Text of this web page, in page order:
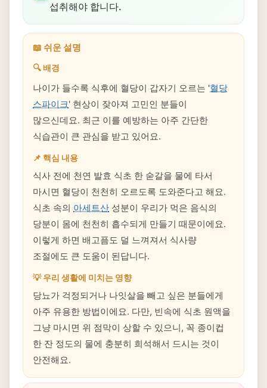
섭취해야 합니다.
📖 쉬운 설명
🔍 배경
나이가 들수록 식후에 혈당이 갑자기 오르는 '혈당
스파이크' 현상이 잦아져 고민인 분들이
많으신데요. 최근 이를 예방하는 아주 간단한
식습관이 큰 관심을 받고 있어요.
📌 핵심 내용
식사 전에 천연 발효 식초 한 숟갈을 물에 타서
마시면 혈당이 천천히 오르도록 도와준다고 해요.
식초 속의 아세트산 성분이 우리가 먹은 음식의
당분이 몸에 천천히 흡수되게 만들기 때문이에요.
이렇게 하면 배고픔도 덜 느껴져서 식사량
조절에도 큰 도움이 된답니다.
💡 우리 생활에 미치는 영향
당뇨가 걱정되거나 나잇살을 빼고 싶은 분들에게
아주 유용한 방법이에요. 다만, 빈속에 식초 원액을
그냥 마시면 위 점막이 상할 수 있으니, 꼭 종이컵
한 잔 정도의 물에 충분히 희석해서 드시는 것이
안전해요.